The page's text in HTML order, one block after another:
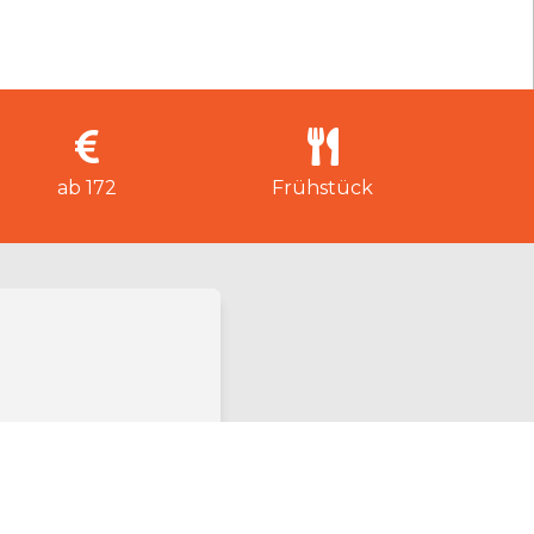
ab 172 Frühstück